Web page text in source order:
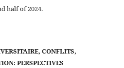
half of 2024.
CONFLITS,
PERSPECTIVES